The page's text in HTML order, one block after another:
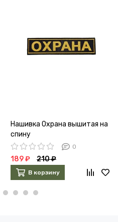
Нашивка Охрана вышитая на
спину
0
189 ₽ 210 ₽
В корзину